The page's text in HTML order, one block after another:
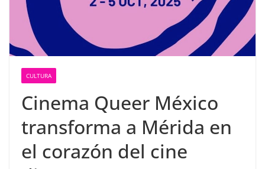
CULTURA
Cinema Queer México
transforma a Mérida en
el corazón del cine